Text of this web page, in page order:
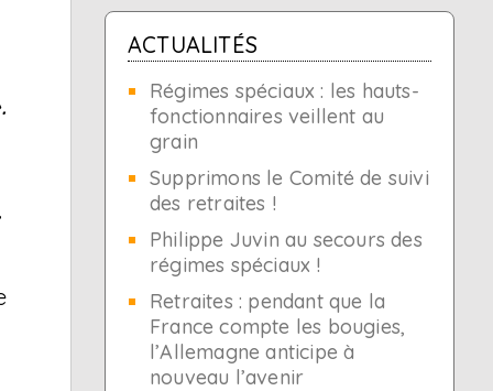
ACTUALITÉS
Régimes spéciaux : les hauts-
fonctionnaires veillent au
grain
Supprimons le Comité de suivi
des retraites !
Philippe Juvin au secours des
régimes spéciaux !
Retraites : pendant que la
France compte les bougies,
l’Allemagne anticipe à
nouveau l’avenir